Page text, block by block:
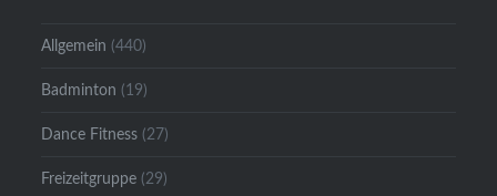
Allgemein (440)
Badminton (19)
Dance Fitness (27)
Freizeitgruppe (29)